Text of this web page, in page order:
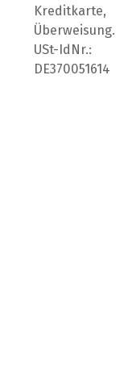
Kreditkarte,
Überweisung.
USt-IdNr.:
DE370051614